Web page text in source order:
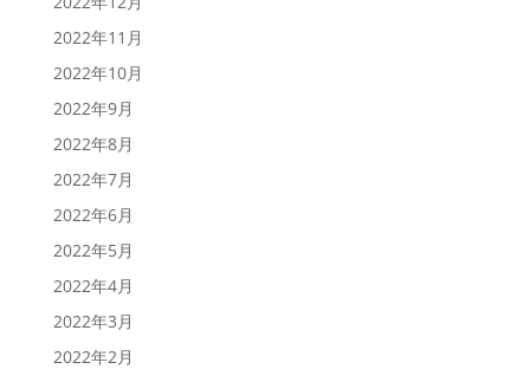
2022年11月
2022年10月
2022年9月
2022年8月
2022年7月
2022年6月
2022年5月
2022年4月
2022年3月
2022年2月